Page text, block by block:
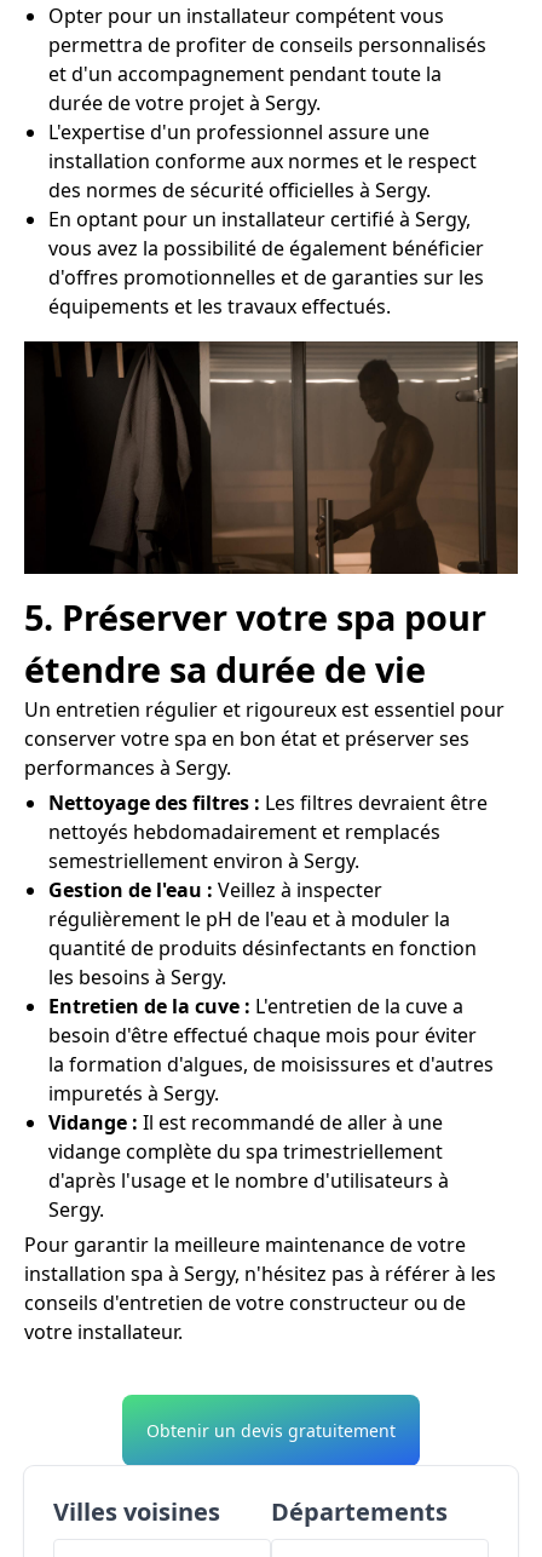
Opter pour un installateur compétent vous
permettra de profiter de conseils personnalisés
et d'un accompagnement pendant toute la
durée de votre projet à Sergy.
L'expertise d'un professionnel assure une
installation conforme aux normes et le respect
des normes de sécurité officielles à Sergy.
En optant pour un installateur certifié à Sergy,
vous avez la possibilité de également bénéficier
d'offres promotionnelles et de garanties sur les
équipements et les travaux effectués.
5. Préserver votre spa pour
étendre sa durée de vie
Un entretien régulier et rigoureux est essentiel pour
conserver votre spa en bon état et préserver ses
performances à Sergy.
Nettoyage des filtres : Les filtres devraient être
nettoyés hebdomadairement et remplacés
semestriellement environ à Sergy.
Gestion de l'eau : Veillez à inspecter
régulièrement le pH de l'eau et à moduler la
quantité de produits désinfectants en fonction
les besoins à Sergy.
Entretien de la cuve : L'entretien de la cuve a
besoin d'être effectué chaque mois pour éviter
la formation d'algues, de moisissures et d'autres
impuretés à Sergy.
Vidange : Il est recommandé de aller à une
vidange complète du spa trimestriellement
d'après l'usage et le nombre d'utilisateurs à
Sergy.
Pour garantir la meilleure maintenance de votre
installation spa à Sergy, n'hésitez pas à référer à les
conseils d'entretien de votre constructeur ou de
votre installateur.
Obtenir un devis gratuitement
Villes voisines Départements